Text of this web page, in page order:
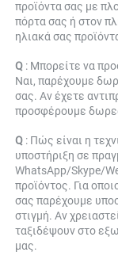
προϊόντα σας με
πόρτα σας ή στον
ηλιακά σας
Q : Μπορείτε να
Ναι, παρέχουμε
σας. Αν έχετε
προσφέρουμε
Q : Πώς είναι η
υποστήριξη σε
WhatsApp/Skype/
προϊόντος. Για
σας παρέχουμε
στιγμή. Αν
ταξιδέψουν στο
μας.